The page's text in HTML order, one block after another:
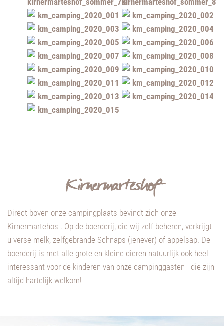
Kirnermarteshof
Direct boven onze campingplaats bevindt zich onze
Kirnermartehos . Op de boerderij, die wij zelf beheren, verkrijgt
u verse melk, zelfgebrande Schnaps (jenever) of appelsap. De
boerderij is met alle grote en kleine dieren natuurlijk ook heel
interessant voor de kinderen van onze campinggasten - die zijn
altijd hartelijk welkom!